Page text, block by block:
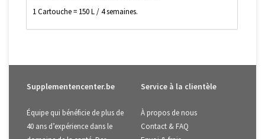
1 Cartouche = 150 L / 4 semaines.
Supplementencenter.be
Équipe qui bénéficie de plus de
40 ans d’expérience dans le
Service à la clientèle
À propos de nous
Contact & FAQ